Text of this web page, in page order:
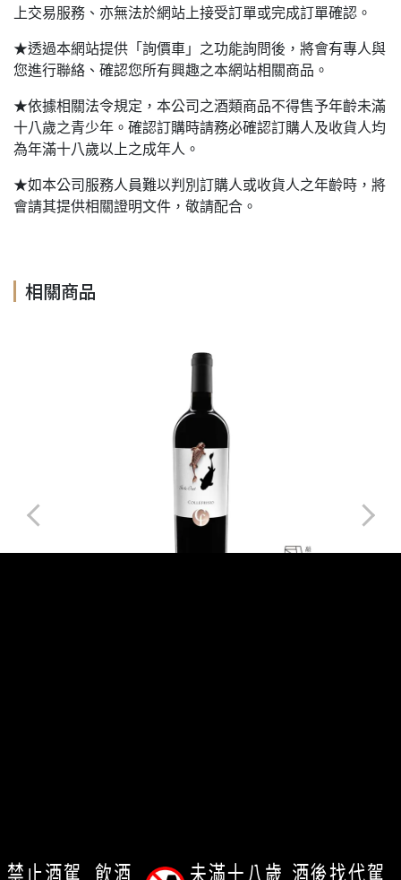
上交易服務、亦無法於網站上接受訂單或完成訂單確認。
★透過本網站提供「詢價車」之功能詢問後，將會有專人與
您進行聯絡、確認您所有興趣之本網站相關商品。
★依據相關法令規定，本公司之酒類商品不得售予年齡未滿
十八歲之青少年。確認訂購時請務必確認訂購人及收貨人均
為年滿十八歲以上之成年人。
★如本公司服務人員難以判別訂購人或收貨人之年齡時，將
會請其提供相關證明文件，敬請配合。
相關商品
禁止酒駕 飲酒 未滿十八歲 酒後找代駕